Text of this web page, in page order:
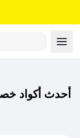
أحدث أكواد